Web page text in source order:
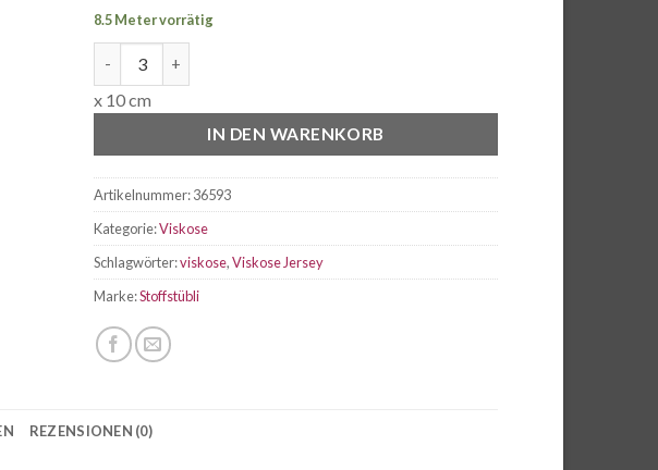
8.5 Meter vorrätig
x 10 cm
IN DEN WARENKORB
Artikelnummer:36593
Kategorie:Viskose
Schlagwörter:viskose,Viskose Jersey
Marke:Stoffstübli
REZENSIONEN (0)